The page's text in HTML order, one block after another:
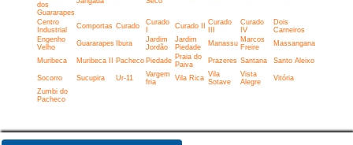
dos
Guararapes
Centro
Industrial
Comportas Curado
Curado
Curado II
Curado
Curado
IV
Dois
Carneiros
Engenho
Velho
Guararapes Ibura
Jardim
Jordão
Jardim
Piedade
Manassu Marcos
Freire
Massangana
Muribeca Muribeca II Pacheco Piedade Praia do
Paiva
Prazeres Santana Santo Aleixo
Socorro Sucupira Ur-11
Vargem
fria
Vila Rica Vila
Sotave
Vista
Alegre
Vitória
Zumbi do
Pacheco